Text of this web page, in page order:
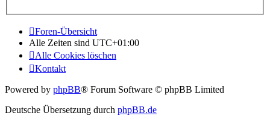
Foren-Übersicht
Alle Zeiten sind UTC+01:00
Alle Cookies löschen
Kontakt
Powered by phpBB® Forum Software © phpBB Limited
Deutsche Übersetzung durch phpBB.de